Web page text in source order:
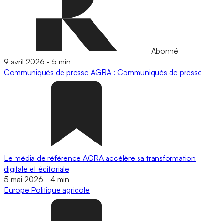
Abonné
9 avril 2026 - 5 min
Communiqués de presse AGRA : Communiqués de presse
Le média de référence AGRA accélère sa transformation
digitale et éditoriale
5 mai 2026 - 4 min
Europe Politique agricole